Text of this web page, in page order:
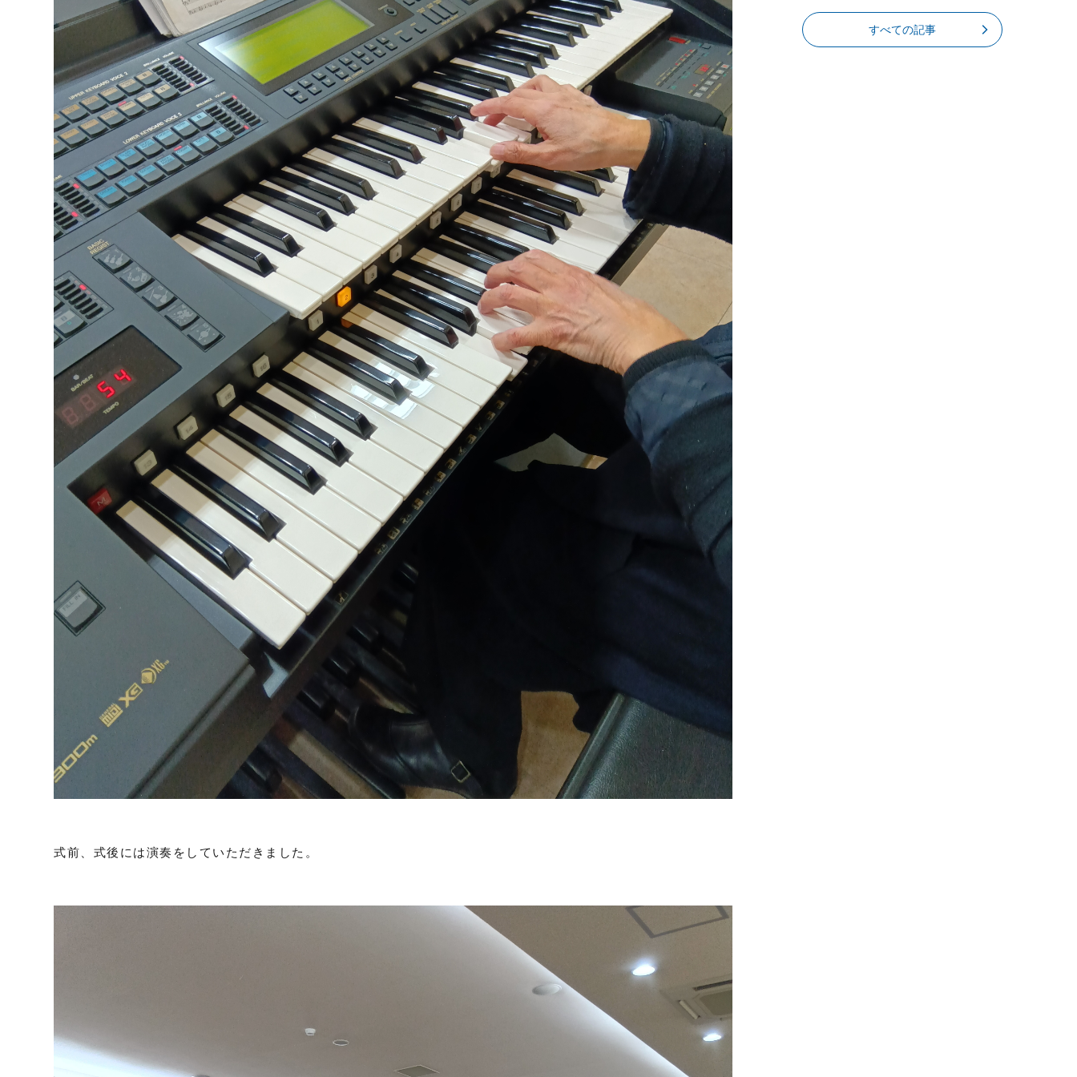
式前、式後には演奏をしていただきました。
すべての記事